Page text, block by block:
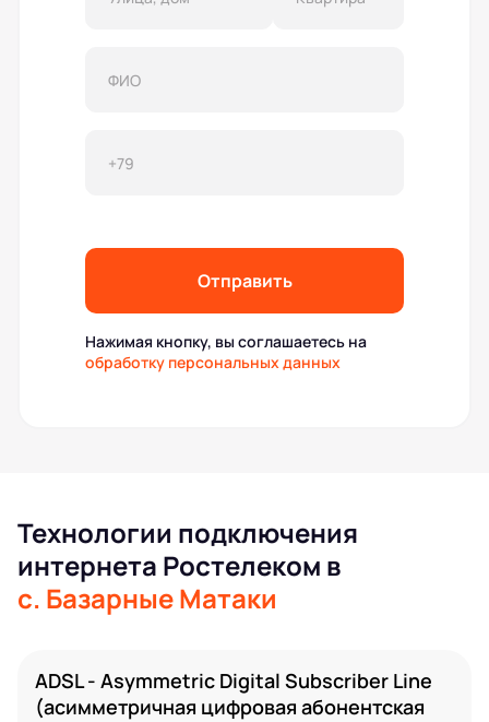
Отправить
Нажимая кнопку, вы соглашаетесь на
обработку персональных данных
Технологии подключения
интернета Ростелеком в
с. Базарные Матаки
ADSL - Asymmetric Digital Subscriber Line
(асимметричная цифровая абонентская